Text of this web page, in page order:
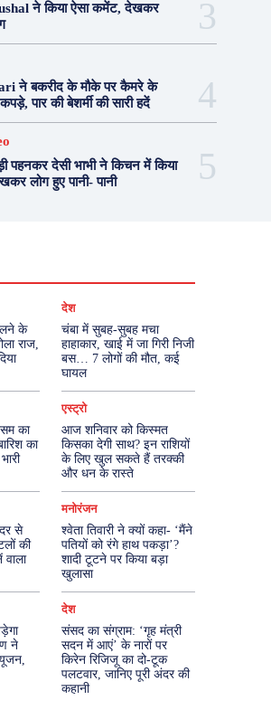
ने किया ऐसा कमेंट, देखकर
ने बकरीद के मौके पर कैमरे के
पार की बेशर्मी की सारी हदें
पहनकर देसी भाभी ने किचन में किया
लोग हुए पानी- पानी
दुनिया
मनोरंजन
राजनीति वास्तु शास्त्र
More
के
राज,
देश
चंबा में सुबह-सुबह मचा
हाहाकार, खाई में जा गिरी निजी
बस… 7 लोगों की मौत, कई
घायल
का
का
एस्ट्रो
आज शनिवार को किस्मत
किसका देगी साथ? इन राशियों
के लिए खुल सकते हैं तरक्की
और धन के रास्ते
से
की
मनोरंजन
श्वेता तिवारी ने क्यों कहा- ‘मैंने
पतियों को रंगे हाथ पकड़ा’?
शादी टूटने पर किया बड़ा
खुलासा
ने
देश
संसद का संग्राम: ‘गृह मंत्री
सदन में आएं’ के नारों पर
किरेन रिजिजू का दो-टूक
पलटवार, जानिए पूरी अंदर की
कहानी